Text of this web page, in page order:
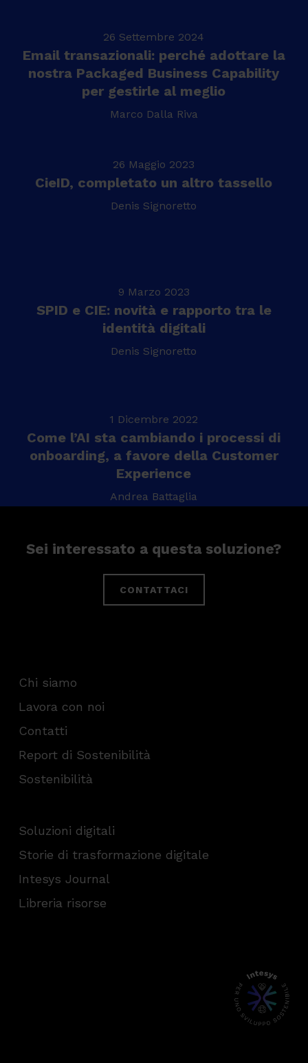
26 Settembre 2024
Email transazionali: perché adottare la
nostra Packaged Business Capability
per gestirle al meglio
Marco Dalla Riva
26 Maggio 2023
CieID, completato un altro tassello
Denis Signoretto
9 Marzo 2023
SPID e CIE: novità e rapporto tra le
identità digitali
Denis Signoretto
1 Dicembre 2022
Come l’AI sta cambiando i processi di
onboarding, a favore della Customer
Experience
Andrea Battaglia
Sei interessato a questa soluzione?
CONTATTACI
Chi siamo
Lavora con noi
Contatti
Report di Sostenibilità
Sostenibilità
Soluzioni digitali
Storie di trasformazione digitale
Intesys Journal
Libreria risorse